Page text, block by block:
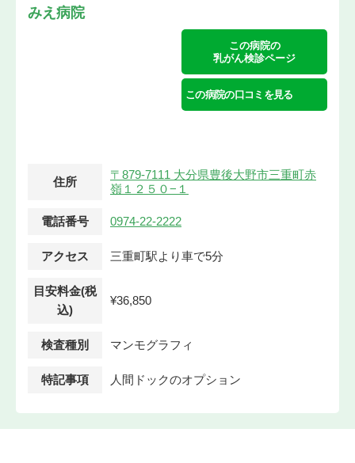
みえ病院
この病院の
乳がん検診ページ
この病院の口コミを見る
住所
〒879-7111 大分県豊後大野市三重町赤
嶺１２５０−１
電話番号 0974-22-2222
アクセス 三重町駅より車で5分
目安料金(税
込)
¥36,850
検査種別 マンモグラフィ
特記事項 人間ドックのオプション